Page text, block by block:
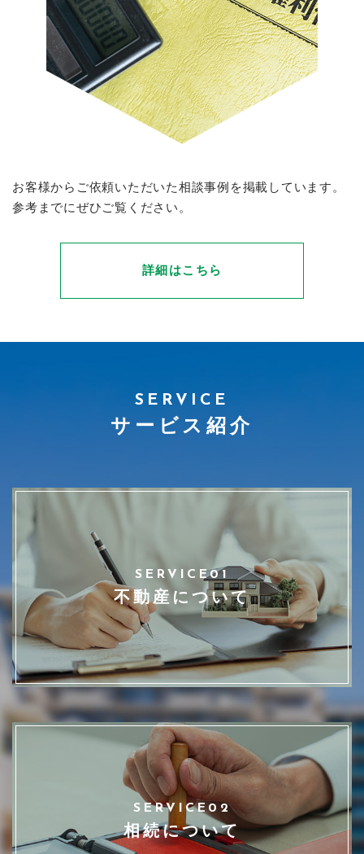
お客様からご依頼いただいた相談事例を掲載しています。
参考までにぜひご覧ください。
詳細はこちら
SERVICE
サービス紹介
SERVICE01
不動産について
SERVICE02
相続について